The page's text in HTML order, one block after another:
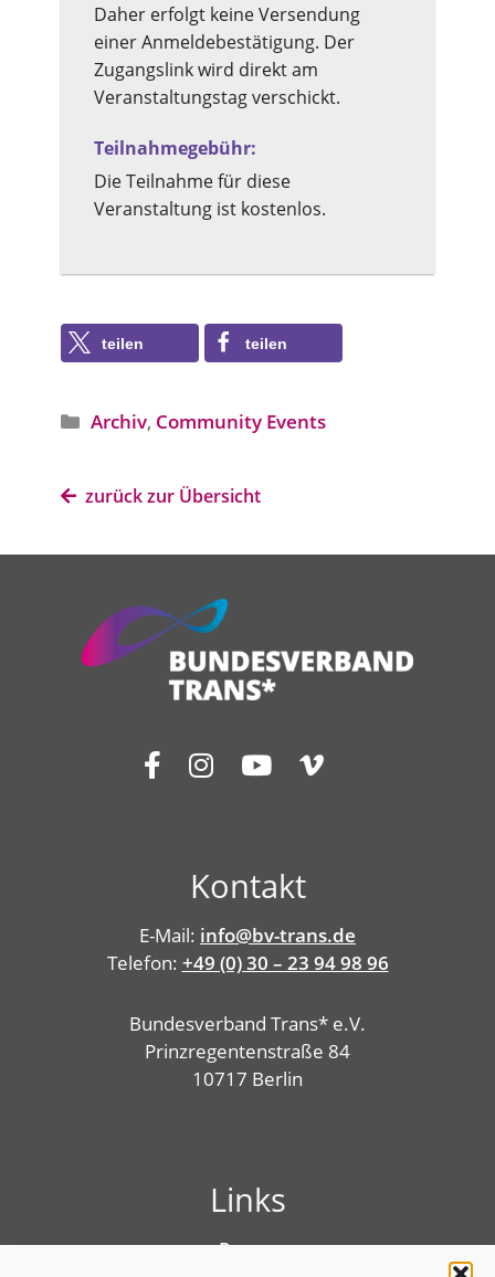
Daher erfolgt keine Versendung
einer Anmeldebestätigung. Der
Zugangslink wird direkt am
Veranstaltungstag verschickt.
Teilnahme­gebühr:
Die Teilnahme für diese
Veranstaltung ist kostenlos.
teilen teilen
Angebotstyp
Archiv, Community Events
zurück zur Übersicht
Kontakt
E-Mail: info@bv-trans.de
Telefon: +49 (0) 30 – 23 94 98 96
Bundesverband Trans* e.V.
Prinzregentenstraße 84
10717 Berlin
Links
Presse